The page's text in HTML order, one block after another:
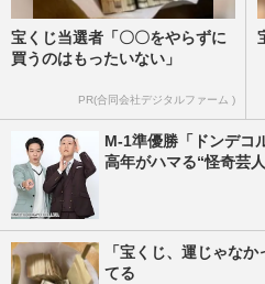
宝くじ当選者「〇〇をやらずに
買うのはもったいない」
PR(合同会社デジタルファーム )
M-1準優勝「ドンデコ
高年がハマる“怪奇芸
「宝くじ、運じゃな
てる